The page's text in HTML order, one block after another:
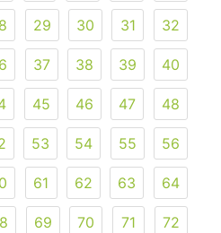
29 30 31 32
37 38 39 40
45 46 47 48
53 54 55 56
61 62 63 64
69 70 71 72